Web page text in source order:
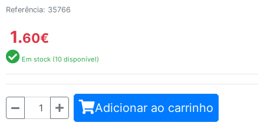
Referência: 35766
1.60€
Em stock (10 disponível)
Quantidade Adicionar ao carrinho